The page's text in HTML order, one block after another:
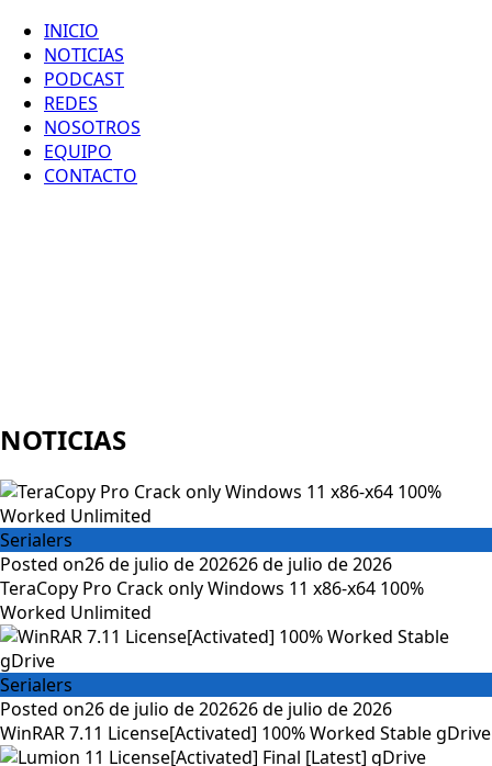
INICIO
NOTICIAS
PODCAST
REDES
NOSOTROS
EQUIPO
CONTACTO
NOTICIAS
Serialers
Posted on26 de julio de 202626 de julio de 2026
TeraCopy Pro Crack only Windows 11 x86-x64 100%
Worked Unlimited
Serialers
Posted on26 de julio de 202626 de julio de 2026
WinRAR 7.11 License[Activated] 100% Worked Stable gDrive